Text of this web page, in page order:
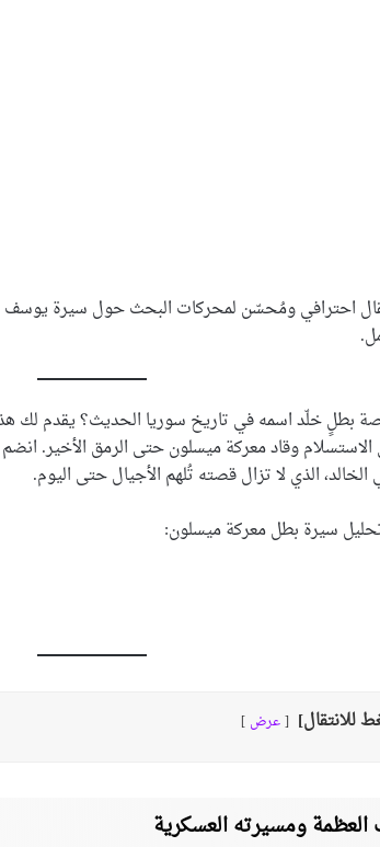
مقال احترافي ومُحسّن لمحركات البحث حول سيرة يوسف
خلّد اسمه في تاريخ سوريا الحديث؟ يقدم لك هذا
الاستسلام وقاد معركة ميسلون حتى الرمق الأخير.
الخالد، الذي لا تزال قصته تُلهم الأجيال حتى اليوم.
سيرة بطل معركة ميسلون:
للانتقال] عرض
ومسيرته العسكرية